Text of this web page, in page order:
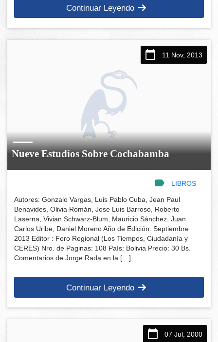
Continuar Leyendo
11 Nov, 2013
Nueve Estudios Sobre Cochabamba
LIBROS
Autores: Gonzalo Vargas, Luis Pablo Cuba, Jean Paul
Benavides, Olivia Román, Jose Luis Barroso, Roberto
Laserna, Vivian Schwarz-Blum, Mauricio Sánchez, Juan
Carlos Uribe, Daniel Moreno Año de Edición: Septiembre
2013 Editor : Foro Regional (Los Tiempos, Ciudadanía y
CERES) Nro. de Paginas: 108 País: Bolivia Precio: 30 Bs.
Comentarios de Jorge Rada en la […]
Continuar Leyendo
07 Jul, 2000